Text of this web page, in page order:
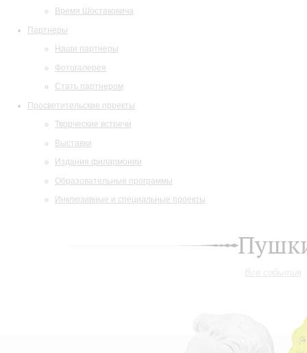
Время Шостаковича
Партнеры
Наши партнеры
Фотогалерея
Стать партнером
Просветительские проекты
Творческие встречи
Выставки
Издания филармонии
Образовательные программы
Инклюзивные и специальные проекты
Все события